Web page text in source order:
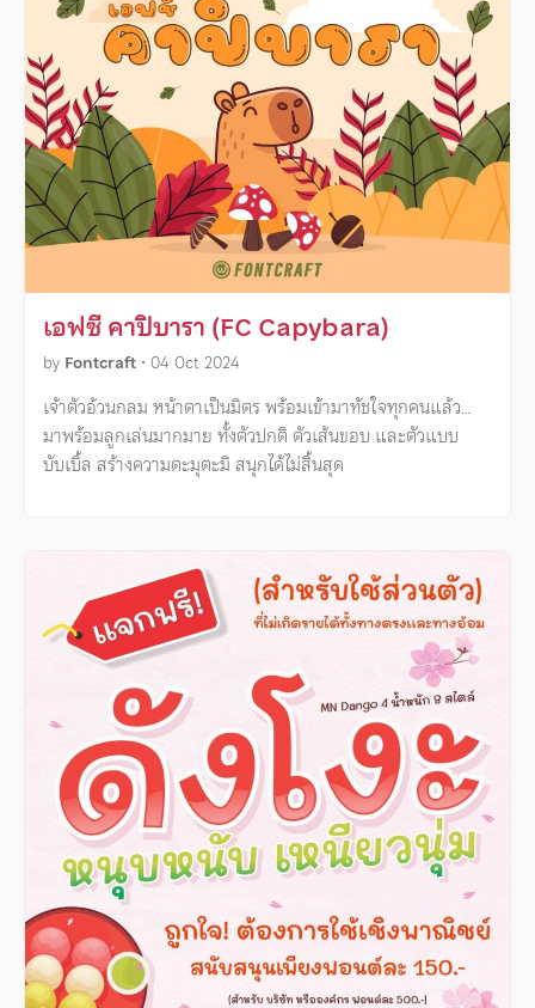
เอฟซี คาปิบารา (FC Capybara)
by Fontcraft • 04 Oct 2024
เจ้าตัวอ้วนกลม หน้าตาเป็นมิตร พร้อมเข้ามาทัชใจทุกคนแล้ว…
มาพร้อมลูกเล่นมากมาย ทั้งตัวปกติ ตัวเส้นขอบ และตัวแบบ
บับเบิ้ล สร้างความตะมุตะมิ สนุกได้ไม่สิ้นสุด